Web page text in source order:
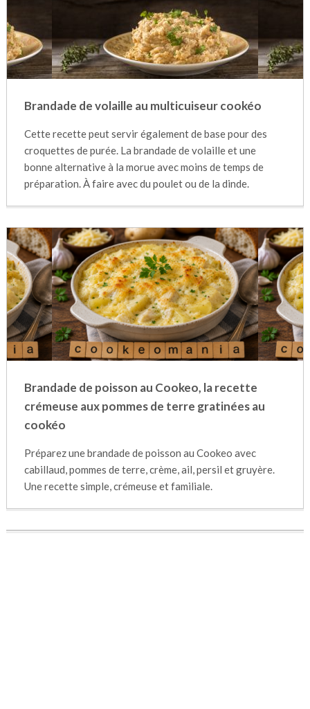
Brandade de volaille au multicuiseur cookéo
Cette recette peut servir également de base pour des
croquettes de purée. La brandade de volaille et une
bonne alternative à la morue avec moins de temps de
préparation. À faire avec du poulet ou de la dinde.
Brandade de poisson au Cookeo, la recette
crémeuse aux pommes de terre gratinées au
cookéo
Préparez une brandade de poisson au Cookeo avec
cabillaud, pommes de terre, crème, ail, persil et gruyère.
Une recette simple, crémeuse et familiale.